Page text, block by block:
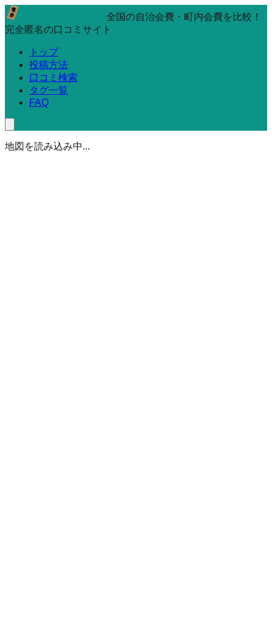
全国の自治会費・町内会費を比較！
完全匿名の口コミサイト
トップ
投稿方法
口コミ検索
タグ一覧
FAQ
地図を読み込み中...